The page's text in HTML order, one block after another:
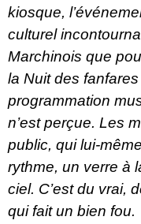
kiosque,
culturel
Marchinois que
la Nuit des
programmation
n’est perçue. Les
public, qui lui-
rythme, un verre à
ciel. C’est du vrai,
qui fait un bien fou.